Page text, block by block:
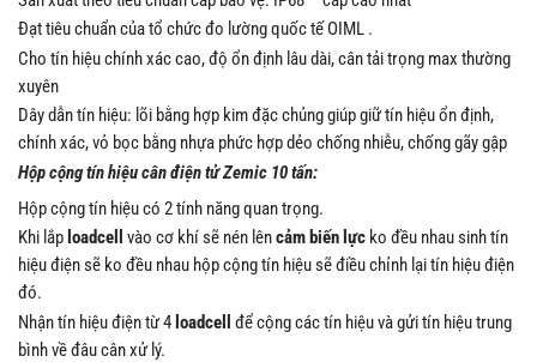
Đạt tiêu chuẩn của tổ chức đo lường quốc tế OIML .
Cho tín hiệu chính xác cao, độ ổn định lâu dài, cân tải trọng max thường
xuyên
Dây dẫn tín hiệu: lõi bằng hợp kim đặc chủng giúp giữ tín hiệu ổn định,
chính xác, vỏ bọc bằng nhựa phức hợp dẻo chống nhiễu, chống gãy gập
Hộp cộng tín hiệu cân điện tử Zemic 10 tấn:
Hộp cộng tín hiệu có 2 tính năng quan trọng.
Khi lắp loadcell vào cơ khí sẽ nén lêncảm biến lực ko đều nhau sinh tín
hiệu điện sẽ ko đều nhau hộp cộng tín hiệu sẽ điều chỉnh lại tín hiệu điện
đó.
Nhận tín hiệu điện từ 4 loadcell
để cộng các tín hiệu và gửi tín hiệu trung
bình về đâu cân xử lý.